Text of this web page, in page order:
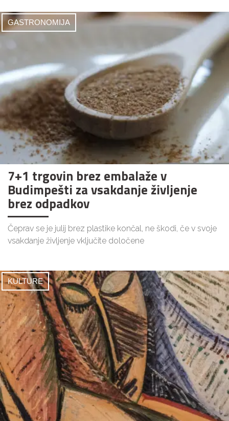
GASTRONOMIJA
7+1 trgovin brez embalaže v
Budimpešti za vsakdanje življenje
brez odpadkov
Čeprav se je julij brez plastike končal, ne škodi, če v svoje
vsakdanje življenje vključite določene
KULTURE